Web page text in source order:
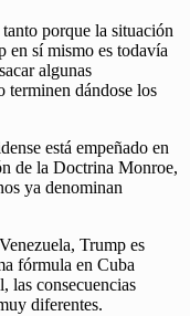
porque la situación
en sí mismo es todavía
algunas
terminen dándose los
está empeñado en
de la Doctrina Monroe,
ya denominan
Trump es
fórmula en Cuba
las consecuencias
diferentes.